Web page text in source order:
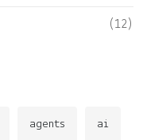
(12)
agents ai